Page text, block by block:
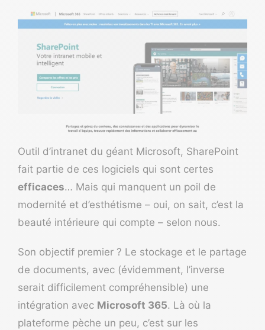
Outil d’intranet du géant Microsoft, SharePoint
fait partie de ces logiciels qui sont certes
efficaces… Mais qui manquent un poil de
modernité et d’esthétisme – oui, on sait, c’est la
beauté intérieure qui compte – selon nous.
Son objectif premier ? Le stockage et le partage
de documents, avec (évidemment, l’inverse
serait difficilement compréhensible) une
intégration avec Microsoft 365. Là où la
plateforme pèche un peu, c’est sur les